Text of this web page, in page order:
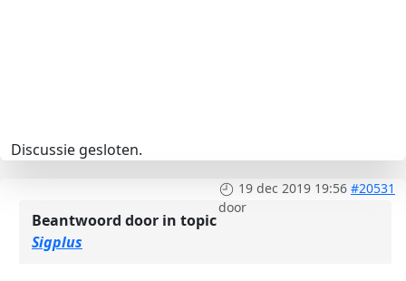
Discussie gesloten.
19 dec 2019 19:56 #20531
door
Beantwoord door in topic
Sigplus